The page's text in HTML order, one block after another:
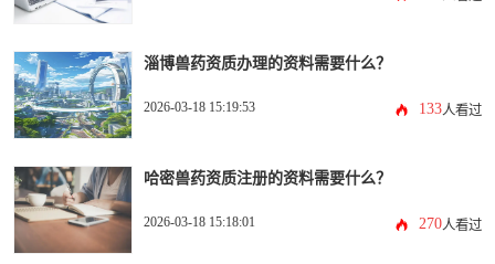
淄博兽药资质办理的资料需要什么？
2026-03-18 15:19:53 133人看过
哈密兽药资质注册的资料需要什么？
2026-03-18 15:18:01 270人看过